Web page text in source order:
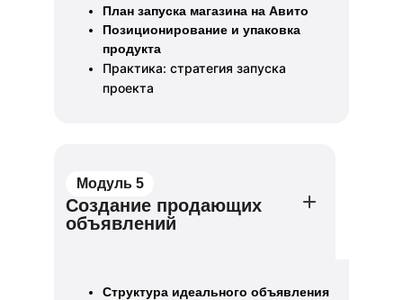
План запуска магазина на Авито
Позиционирование и упаковка
продукта
Практика: стратегия запуска
проекта
Модуль 5
Создание продающих
объявлений
Структура идеального объявления